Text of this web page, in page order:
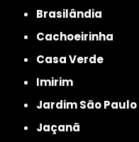
Brasilândia
Cachoeirinha
Casa Verde
Imirim
Jardim São Paulo
Jaçanã